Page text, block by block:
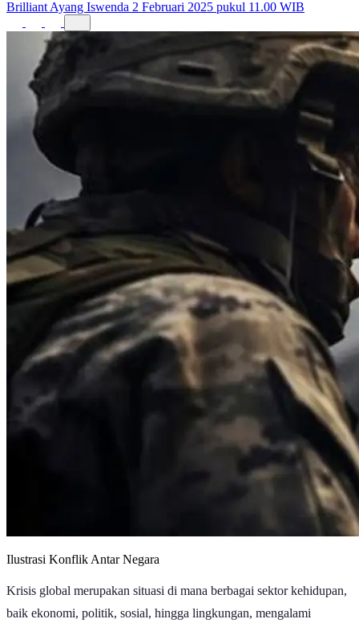
Brilliant Ayang Iswenda 2 Februari 2025 pukul 11.00 WIB
Ilustrasi Konflik Antar Negara
Krisis global merupakan situasi di mana berbagai sektor kehidupan,
baik ekonomi, politik, sosial, hingga lingkungan, mengalami